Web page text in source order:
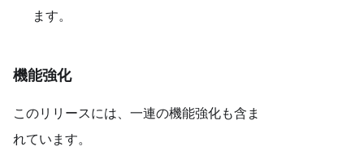
ます。
機能強化
このリリースには、一連の機能強化も含ま
れています。